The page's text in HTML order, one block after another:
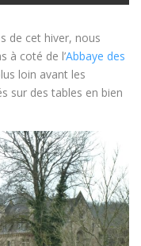
de cet hiver, nous
à coté de l’Abbaye des
loin avant les
sur des tables en bien